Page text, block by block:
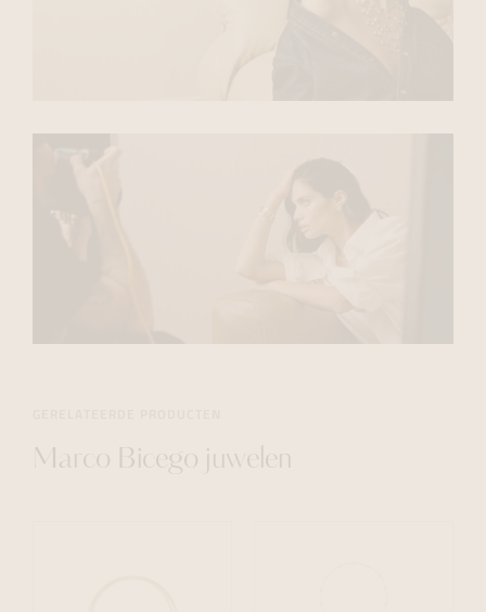
Marco Bicego juwelen